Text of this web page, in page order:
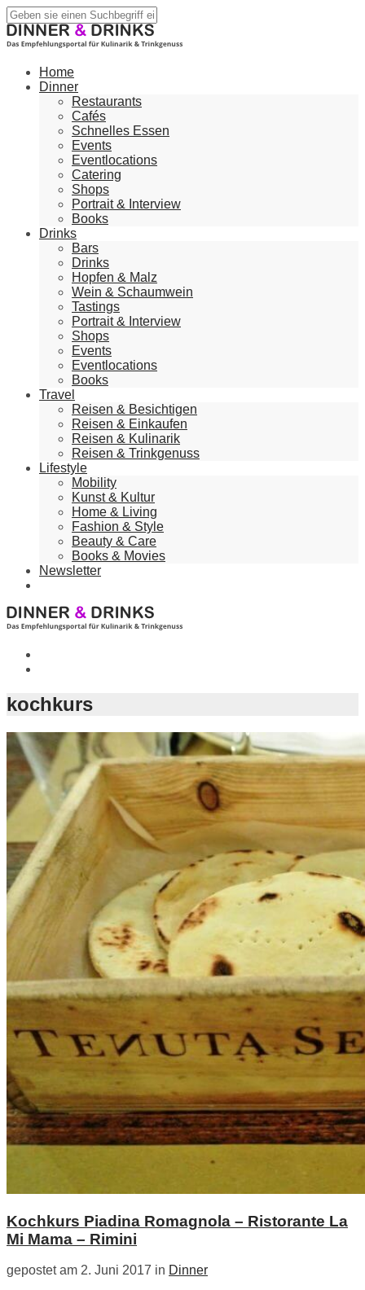
Home
Dinner
Restaurants
Cafés
Schnelles Essen
Events
Eventlocations
Catering
Shops
Portrait & Interview
Books
Drinks
Bars
Drinks
Hopfen & Malz
Wein & Schaumwein
Tastings
Portrait & Interview
Shops
Events
Eventlocations
Books
Travel
Reisen & Besichtigen
Reisen & Einkaufen
Reisen & Kulinarik
Reisen & Trinkgenuss
Lifestyle
Mobility
Kunst & Kultur
Home & Living
Fashion & Style
Beauty & Care
Books & Movies
Newsletter
kochkurs
Kochkurs Piadina Romagnola – Ristorante La
Mi Mama – Rimini
gepostet am 2. Juni 2017 in Dinner